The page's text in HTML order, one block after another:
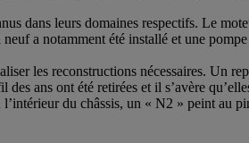
dans leurs domaines respectifs. Le
a notamment été installé et une
les reconstructions nécessaires. Un
ans ont été retirées et il s’avère
du châssis, un « N2 » peint au